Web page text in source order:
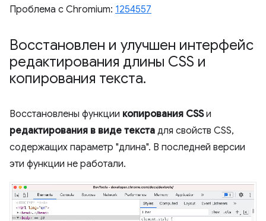
Проблема с Chromium: 1254557
Восстановлен и улучшен интерфейс
редактирования длины CSS и
копирования текста.
Восстановлены функции копирования CSSи
редактирования в виде текста для свойств CSS,
содержащих параметр "длина". В последней версии
эти функции не работали.